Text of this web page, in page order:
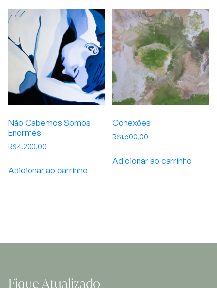
Não Cabemos Somos
Enormes
R$4.200,00
Adicionar ao carrinho
Conexões
R$1.600,00
Adicionar ao carrinho
Fique Atualizado